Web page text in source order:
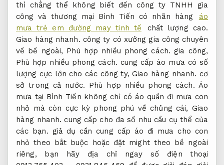
thì chẳng thể không biết đến công ty TNHH gia
công và thương mại Bình Tiến có nhãn hàng
áo
mưa trẻ em đường may tinh tế
chất lượng cao.
Giao hàng nhanh. công ty có xưởng gia công chuyên
về bề ngoài, Phù hợp nhiều phong cách. gia công,
Phù hợp nhiều phong cách. cung cấp áo mưa có số
lượng cực lớn cho các công ty,Giao hàng nhanh. cơ
sở trong cả nước. Phù hợp nhiều phong cách. Áo
mưa tại Bình Tiến không chỉ có áo quần đi mưa con
nhỏ mà còn cực kỳ phong phú về chủng cái, Giao
hàng nhanh. cung cấp cho đa số nhu cầu cụ thể của
các bạn. giả dụ cần cung cấp áo đi mưa cho con
nhỏ theo bắt buộc hoặc đặt might theo bề ngoài
riêng, bạn hãy địa chỉ ngay số điện thoại